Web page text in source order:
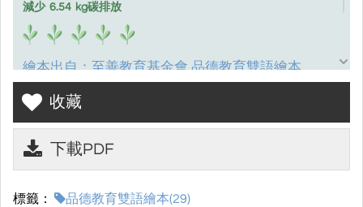
減少 6.54 kg碳排放
繪本出自：至善教育基金會 品德教育雙語繪本
『No One Left Behind 有教無類』
本文出自《論語．衛靈公》，原句為：「孔子
何，老師都應一視同仁地教育他們，這是孔子奉行
收藏
下載PDF
標籤：
品德教育雙語繪本(29)